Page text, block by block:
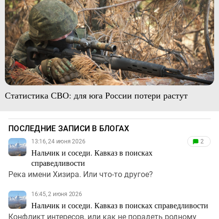
Статистика СВО: для юга России потери растут
ПОСЛЕДНИЕ ЗАПИСИ В БЛОГАХ
13:16, 24 июня 2026
Нальчик и соседи. Кавказ в поисках
справедливости
2
Река имени Хизира. Или что-то другое?
16:45, 2 июня 2026
Нальчик и соседи. Кавказ в поисках справедливости
Конфликт интересов, или как не порадеть родному